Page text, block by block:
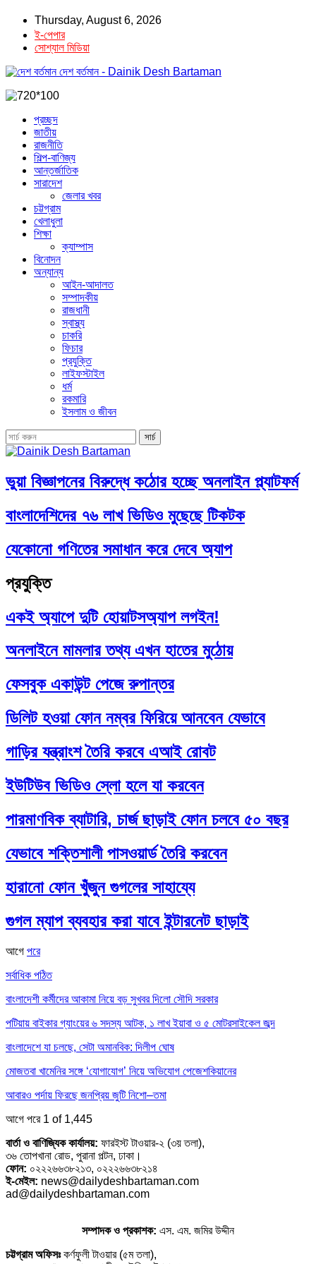
Thursday, August 6, 2026
ই-পেপার
সোশ্যাল মিডিয়া
দেশ বর্তমান - Dainik Desh Bartaman
প্রচ্ছদ
জাতীয়
রাজনীতি
শিল্প-বাণিজ্য
আন্তর্জাতিক
সারাদেশ
জেলার খবর
চট্টগ্রাম
খেলাধুলা
শিক্ষা
ক্যাম্পাস
বিনোদন
অন্যান্য
আইন-আদালত
সম্পাদকীয়
রাজধানী
স্বাস্থ্য
চাকরি
ফিচার
প্রযুক্তি
লাইফস্টাইল
ধর্ম
রকমারি
ইসলাম ও জীবন
ভুয়া বিজ্ঞাপনের বিরুদ্ধে কঠোর হচ্ছে অনলাইন প্ল্যাটফর্ম
বাংলাদেশিদের ৭৬ লাখ ভিডিও মুছেছে টিকটক
যেকোনো গণিতের সমাধান করে দেবে অ্যাপ
প্রযুক্তি
একই অ্যাপে দুটি হোয়াটসঅ্যাপ লগইন!
অনলাইনে মামলার তথ্য এখন হাতের মুঠোয়
ফেসবুক একাউন্ট পেজে রুপান্তর
ডিলিট হওয়া ফোন নম্বর ফিরিয়ে আনবেন যেভাবে
গাড়ির যন্ত্রাংশ তৈরি করবে এআই রোবট
ইউটিউব ভিডিও স্লো হলে যা করবেন
পারমাণবিক ব্যাটারি, চার্জ ছাড়াই ফোন চলবে ৫০ বছর
যেভাবে শক্তিশালী পাসওয়ার্ড তৈরি করবেন
হারানো ফোন খুঁজুন গুগলের সাহায্যে
গুগল ম্যাপ ব্যবহার করা যাবে ইন্টারনেট ছাড়াই
আগে পরে
সর্বাধিক পঠিত
বাংলাদেশী কর্মীদের আকামা নিয়ে বড় সুখবর দিলো সৌদি সরকার
পটিয়ায় বাইকার গ্যাংয়ের ৬ সদস্য আটক, ১ লাখ ইয়াবা ও ৫ মোটরসাইকেল জব্দ
বাংলাদেশে যা চলছে, সেটা অমানবিক: দিলীপ ঘোষ
মোজতবা খামেনির সঙ্গে ‘যোগাযোগ’ নিয়ে অভিযোগ পেজেশকিয়ানের
আবারও পর্দায় ফিরছে জনপ্রিয় জুটি নিশো–তমা
আগে পরে 1 of 1,445
বার্তা ও বাণিজ্যিক কার্যালয়: ফারইস্ট টাওয়ার-২ (৩য় তলা),
৩৬ তোপখানা রোড, পুরানা পল্টন, ঢাকা।
ফোন: ০২২২৬৬৩৮২১৩, ০২২২৬৬৩৮২১৪
ই-মেইল: news@dailydeshbartaman.com
ad@dailydeshbartaman.com
সম্পাদক ও প্রকাশক: এস. এম. জমির উদ্দীন
চট্টগ্রাম অফিসঃকর্ণফুলী টাওয়ার (৫ম তলা),